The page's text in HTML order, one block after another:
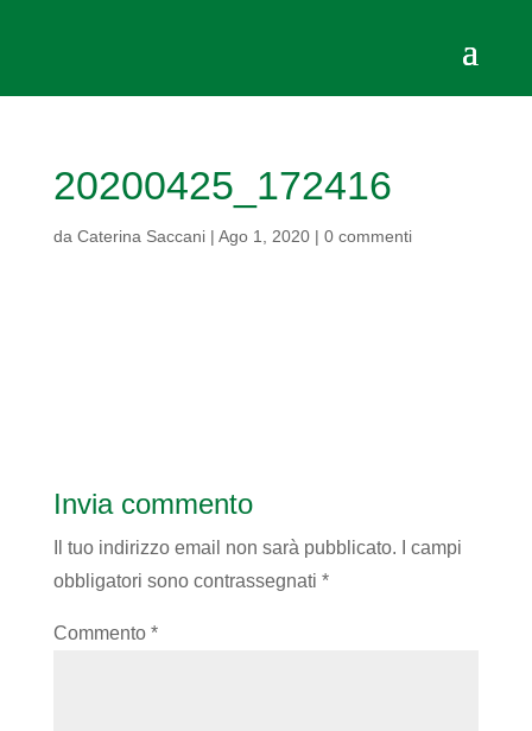
20200425_172416
da Caterina Saccani| Ago 1, 2020| 0 commenti
Invia commento
Il tuo indirizzo email non sarà pubblicato.
I campi
obbligatori sono contrassegnati *
Commento *